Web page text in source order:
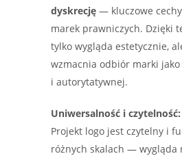
dyskrecję — kluczowe
marek prawniczych. Dzięki
tylko wygląda estetycznie,
wzmacnia odbiór marki
i autorytatywnej.
Uniwersalność i czytelność:
Projekt logo jest czytelny i
różnych skalach — wygląda